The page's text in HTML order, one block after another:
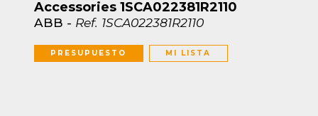
Accessories 1SCA022381R2110
ABB - Ref. 1SCA022381R2110
PRESUPUESTO MI LISTA